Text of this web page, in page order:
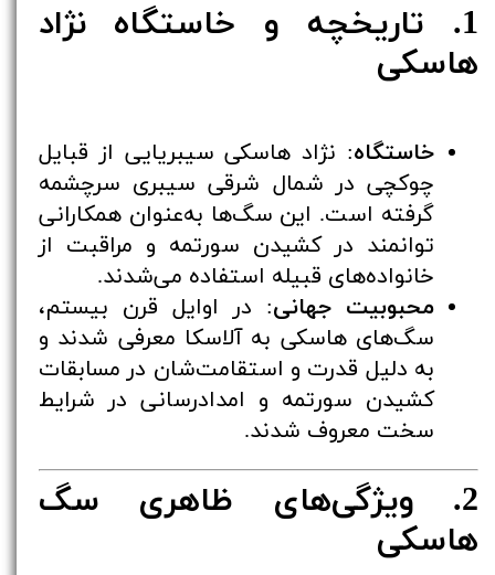
1. تاریخچه و خاستگاه نژاد
هاسکی
خاستگاه: نژاد هاسکی سیبریایی از قبایل
چوکچی در شمال شرقی سیبری سرچشمه
گرفته است. این سگ‌ها به‌عنوان همکارانی
توانمند در کشیدن سورتمه و مراقبت از
خانواده‌های قبیله استفاده می‌شدند.
محبوبیت جهانی: در اوایل قرن بیستم،
سگ‌های هاسکی به آلاسکا معرفی شدند و
به دلیل قدرت و استقامت‌شان در مسابقات
کشیدن سورتمه و امدادرسانی در شرایط
سخت معروف شدند.
2. ویژگی‌های ظاهری سگ
هاسکی